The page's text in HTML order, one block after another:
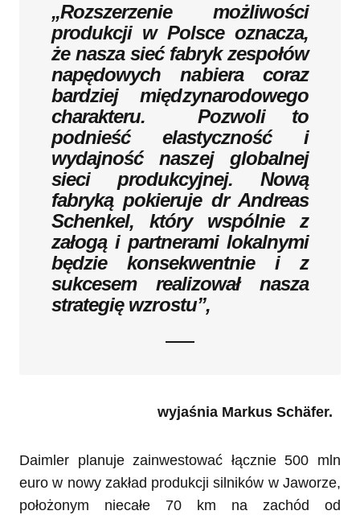
„Rozszerzenie możliwości
produkcji w Polsce oznacza,
że nasza sieć fabryk zespołów
napędowych nabiera coraz
bardziej międzynarodowego
charakteru. Pozwoli to
podnieść elastyczność i
wydajność naszej globalnej
sieci produkcyjnej. Nową
fabryką pokieruje dr Andreas
Schenkel, który wspólnie z
załogą i partnerami lokalnymi
będzie konsekwentnie i z
sukcesem realizował nasza
strategię wzrostu”,
wyjaśnia Markus Schäfer.
Daimler planuje zainwestować łącznie 500 mln
euro w nowy zakład produkcji silników w Jaworze,
położonym niecałe 70 km na zachód od